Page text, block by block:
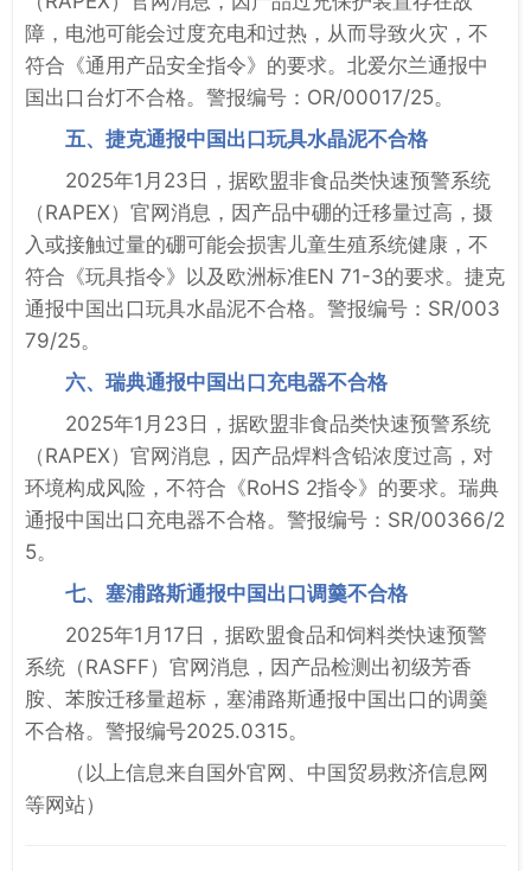
障，电池可能会过度充电和过热，从而导致火灾，不
符合《通用产品安全指令》的要求。北爱尔兰通报中
国出口台灯不合格。警报编号：OR/00017/25。
五、捷克通报中国出口玩具水晶泥不合格
2025年1月23日，据欧盟非食品类快速预警系统
（RAPEX）官网消息，因产品中硼的迁移量过高，摄
入或接触过量的硼可能会损害儿童生殖系统健康，不
符合《玩具指令》以及欧洲标准EN 71-3的要求。捷克
通报中国出口玩具水晶泥不合格。警报编号：SR/003
79/25。
六、瑞典通报中国出口充电器不合格
2025年1月23日，据欧盟非食品类快速预警系统
（RAPEX）官网消息，因产品焊料含铅浓度过高，对
环境构成风险，不符合《RoHS 2指令》的要求。瑞典
通报中国出口充电器不合格。警报编号：SR/00366/2
5。
七、塞浦路斯通报中国出口调羹不合格
2025年1月17日，据欧盟食品和饲料类快速预警
系统（RASFF）官网消息，因产品检测出初级芳香
胺、苯胺迁移量超标，塞浦路斯通报中国出口的调羹
不合格。警报编号2025.0315。
（以上信息来自国外官网、中国贸易救济信息网
等网站）